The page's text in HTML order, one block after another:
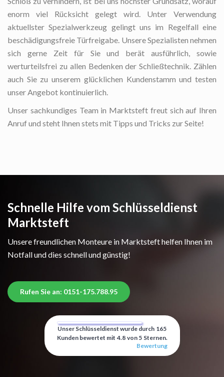
enorm viel Rücksicht gelegt wird. Unter Verwendung
aktuellster Spezialwerkzeug gelingt uns im Regelfall eine
beschädigungsfreie Türfreigabe. Unsere Spezialisten nehmen
sich gerne Zeit für Sie und berät ausführlich, sowie
werturteilsfrei zu allen Bedenken der Schließtechnik. Zählen
auch Sie zu unserem glücklichen Kundenstamm und testen
unser Angebot kontinuierlich.
Unser sachkundiges Team in Marktsteft freut sich auf Ihren
Anruf und steht Ihnen stets mit Tipps und Tricks zur Seite!
Schnelle Hilfe vom Schlüsseldienst
Marktsteft
Unsere freundlichen Monteure in Marktsteft helfen Ihnen im
Notfall und dies schnell und günstig!
Rufen Sie an: 0151-175.788.95
Unser Schlüsseldienst wurde durch 165
Kunden bewertet mit 4.8 von 5 Sternen.
Bewertung